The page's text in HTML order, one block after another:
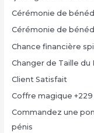
Cérémonie de
Cérémonie de
Chance financière
Changer de Taille du
Client Satisfait
Coffre magique
Commandez une
pénis